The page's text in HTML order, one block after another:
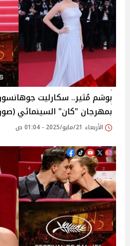
بوشم مُثير.. سكارليت
بمهرجان "كان" السينمائي
الأربعاء 21/مايو/2025 - 01:04 ص